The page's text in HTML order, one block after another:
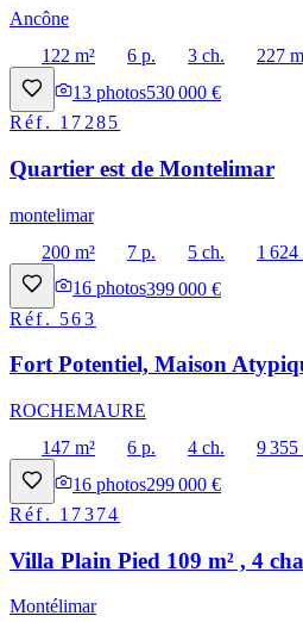
Ancône
122 m²
6 p. 3 ch.
227
13 photos530 000 €
Réf. 17285
Quartier est de Montelimar
montelimar
200 m²
7 p. 5 ch.
1 624
16 photos399 000 €
Réf. 563
Fort Potentiel, Maison
ROCHEMAURE
147 m²
6 p. 4 ch.
9 355
16 photos299 000 €
Réf. 17374
Villa Plain Pied 109 m² , 4
Montélimar